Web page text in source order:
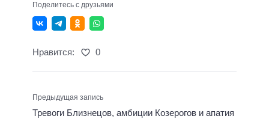
Поделитесь с друзьями
Нравится: 0
Предыдущая запись
Тревоги Близнецов, амбиции Козерогов и апатия